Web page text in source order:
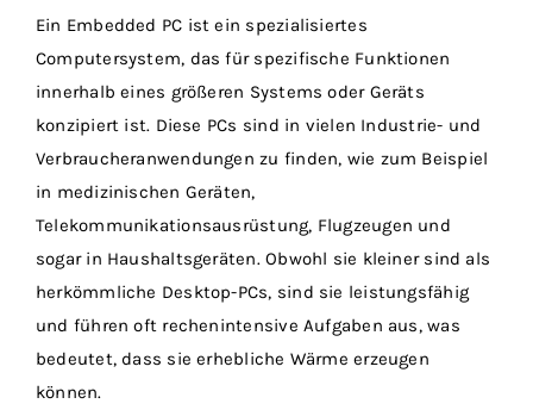
Ein Embedded PC ist ein spezialisiertes
Computersystem, das für spezifische Funktionen
innerhalb eines größeren Systems oder Geräts
konzipiert ist. Diese PCs sind in vielen Industrie- und
Verbraucheranwendungen zu finden, wie zum Beispiel
in medizinischen Geräten,
Telekommunikationsausrüstung, Flugzeugen und
sogar in Haushaltsgeräten. Obwohl sie kleiner sind als
herkömmliche Desktop-PCs, sind sie leistungsfähig
und führen oft rechenintensive Aufgaben aus, was
bedeutet, dass sie erhebliche Wärme erzeugen
können.